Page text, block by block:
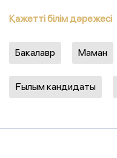
Қажетті білім дәрежесі
Бакалавр Маман
Ғылым кандидаты